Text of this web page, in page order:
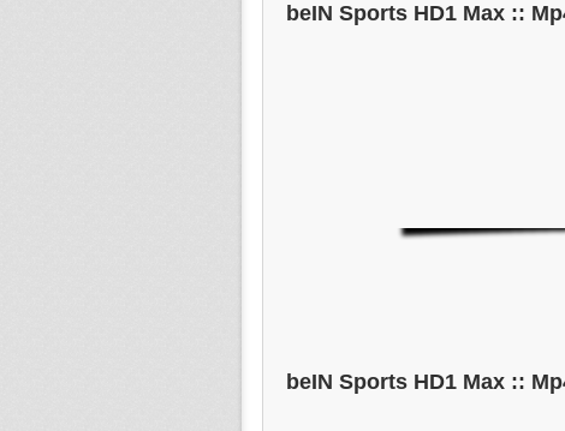
: beIN Sports HD1 Max ::
: beIN Sports HD1 Max ::